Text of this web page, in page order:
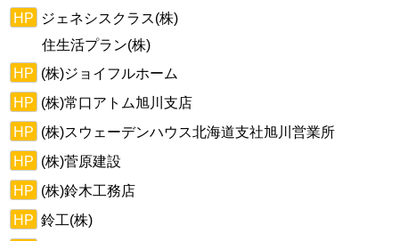
HP
ジェネシスクラス(株)
住生活プラン(株)
HP (株)ジョイフルホーム
HP (株)常口アトム旭川支店
HP (株)スウェーデンハウス北海道支社旭川営業所
HP (株)菅原建設
HP (株)鈴木工務店
HP 鈴工(株)